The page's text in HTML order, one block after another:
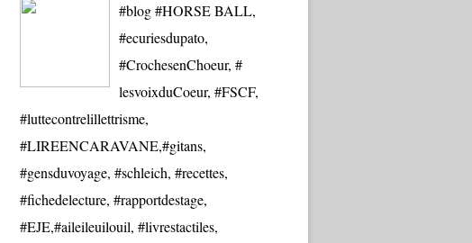
#blog #HORSE BALL,
#ecuriesdupato,
#CrochesenChoeur, #
lesvoixduCoeur, #FSCF,
#luttecontrelillettrisme,
#LIREENCARAVANE,#gitans,
#gensduvoyage, #schleich, #recettes,
#fichedelecture, #rapportdestage,
#EJE,#aileileuilouil, #livrestactiles,